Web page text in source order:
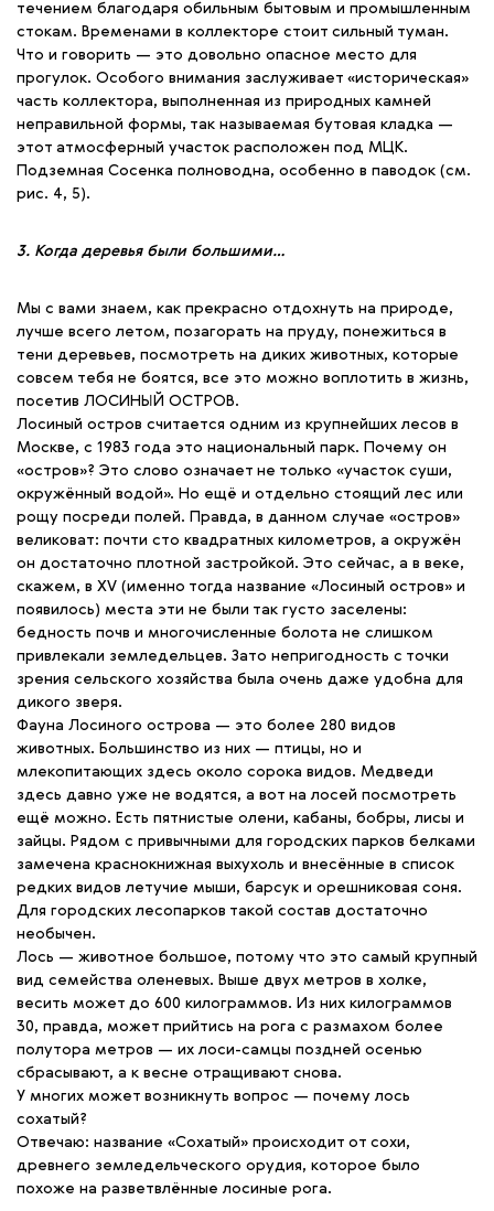
течением благодаря обильным бытовым и промышленным
стокам. Временами в коллекторе стоит сильный туман.
Что и говорить — это довольно опасное место для
прогулок. Особого внимания заслуживает «историческая»
часть коллектора, выполненная из природных камней
неправильной формы, так называемая бутовая кладка —
этот атмосферный участок расположен под МЦК.
Подземная Сосенка полноводна, особенно в паводок (см.
рис. 4, 5).
3. Когда деревья были большими…
Мы с вами знаем, как прекрасно отдохнуть на природе,
лучше всего летом, позагорать на пруду, понежиться в
тени деревьев, посмотреть на диких животных, которые
совсем тебя не боятся, все это можно воплотить в жизнь,
посетив ЛОСИНЫЙ ОСТРОВ.
Лосиный остров считается одним из крупнейших лесов в
Москве, с 1983 года это национальный парк. Почему он
«остров»? Это слово означает не только «участок суши,
окружённый водой». Но ещё и отдельно стоящий лес или
рощу посреди полей. Правда, в данном случае «остров»
великоват: почти сто квадратных километров, а окружён
он достаточно плотной застройкой. Это сейчас, а в веке,
скажем, в XV (именно тогда название «Лосиный остров» и
появилось) места эти не были так густо заселены:
бедность почв и многочисленные болота не слишком
привлекали земледельцев. Зато непригодность с точки
зрения сельского хозяйства была очень даже удобна для
дикого зверя.
Фауна Лосиного острова — это более 280 видов
животных. Большинство из них — птицы, но и
млекопитающих здесь около сорока видов. Медведи
здесь давно уже не водятся, а вот на лосей посмотреть
ещё можно. Есть пятнистые олени, кабаны, бобры, лисы и
зайцы. Рядом с привычными для городских парков белками
замечена краснокнижная выхухоль и внесённые в список
редких видов летучие мыши, барсук и орешниковая соня.
Для городских лесопарков такой состав достаточно
необычен.
Лось — животное большое, потому что это самый крупный
вид семейства оленевых. Выше двух метров в холке,
весить может до 600 килограммов. Из них килограммов
30, правда, может прийтись на рога с размахом более
полутора метров — их лоси-самцы поздней осенью
сбрасывают, а к весне отращивают снова.
У многих может возникнуть вопрос — почему лось
сохатый?
Отвечаю: название «Сохатый» происходит от сохи,
древнего земледельческого орудия, которое было
похоже на разветвлённые лосиные рога.